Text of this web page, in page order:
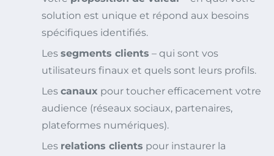
solution est unique et répond aux besoins
spécifiques identifiés.
Les segments clients – qui sont vos
utilisateurs finaux et quels sont leurs profils.
Les canaux pour toucher efficacement votre
audience (réseaux sociaux, partenaires,
plateformes numériques).
Les relations clients pour instaurer la